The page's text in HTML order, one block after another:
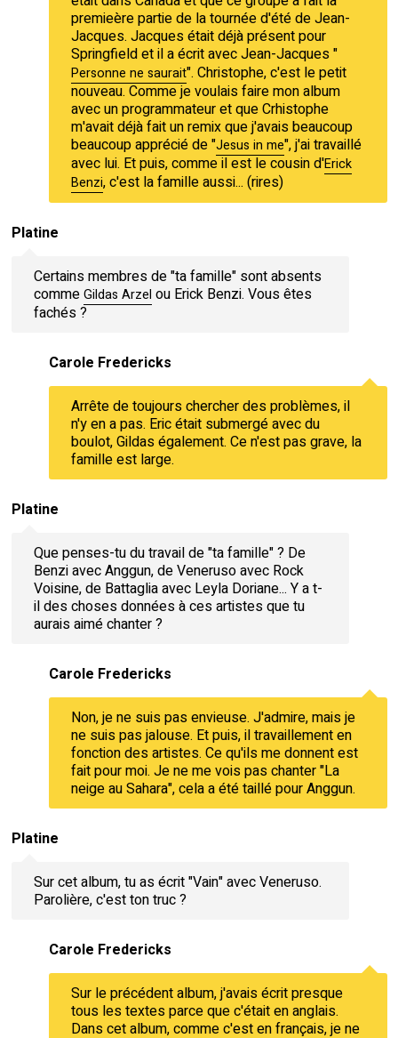
premieère partie de la tournée d'été de Jean-
Jacques. Jacques était déjà présent pour
Springfield et il a écrit avec Jean-Jacques "
Personne ne saurait". Christophe, c'est le petit
nouveau. Comme je voulais faire mon album
avec un programmateur et que Crhistophe
m'avait déjà fait un remix que j'avais beaucoup
beaucoup apprécié de "Jesus in me", j'ai travaillé
avec lui. Et puis, comme il est le cousin d'Erick
Benzi, c'est la famille aussi... (rires)
Platine
Certains membres de "ta famille" sont absents
commeGildas Arzel ou Erick Benzi. Vous êtes
fachés ?
Carole Fredericks
Arrête de toujours chercher des problèmes, il
n'y en a pas. Eric était submergé avec du
boulot, Gildas également. Ce n'est pas grave, la
famille est large.
Platine
Que penses-tu du travail de "ta famille" ? De
Benzi avec Anggun, de Veneruso avec Rock
Voisine, de Battaglia avec Leyla Doriane... Y a t-
il des choses données à ces artistes que tu
aurais aimé chanter ?
Carole Fredericks
Non, je ne suis pas envieuse. J'admire, mais je
ne suis pas jalouse. Et puis, il travaillement en
fonction des artistes. Ce qu'ils me donnent est
fait pour moi. Je ne me vois pas chanter "La
neige au Sahara", cela a été taillé pour Anggun.
Platine
Sur cet album, tu as écrit "Vain" avec Veneruso.
Parolière, c'est ton truc ?
Carole Fredericks
Sur le précédent album, j'avais écrit presque
tous les textes parce que c'était en anglais.
Dans cet album, comme c'est en français, je ne